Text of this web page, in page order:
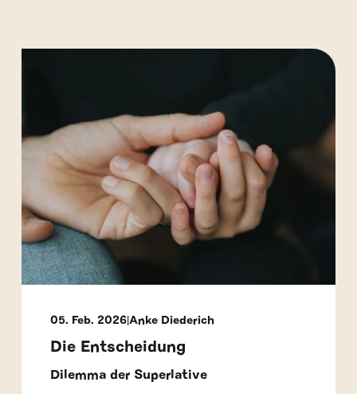
05. Feb. 2026 Anke Diederich
Die Entscheidung
Dilemma der Superlative